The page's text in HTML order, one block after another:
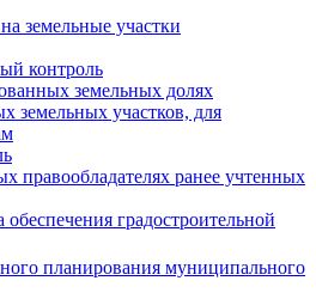
земельные участки
контроль
земельных долях
земельных участков, для
правообладателях ранее учтенных
градостроительной
планирования муниципального